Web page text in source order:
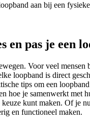
aan bij een
en pas je een
Voor veel
loopband is direct
tips om een
hoe je samenwerkt
kunt maken. Of
en functioneel maken.